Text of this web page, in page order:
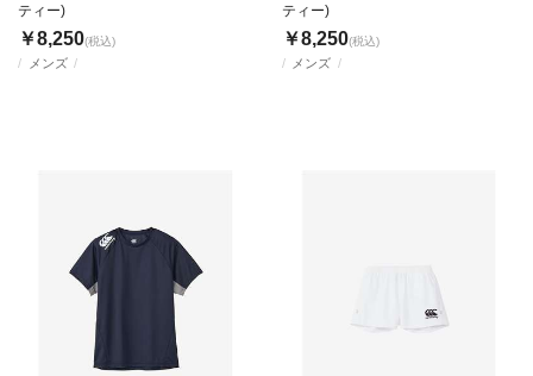
メンズ
ティー)
￥8,250(税込)
メンズ
ティー)
￥8,250(税込)